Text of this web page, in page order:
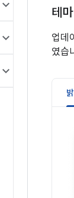
테
업데
였습